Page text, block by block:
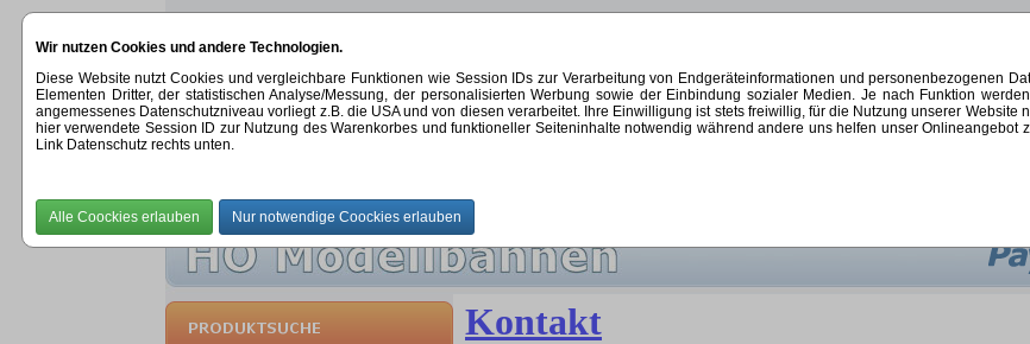
Wir nutzen Cookies und andere Technologien.
Diese Website nutzt Cookies und vergleichbare Funktionen wie Session IDs zur Verarbeitung von Endgeräteinformationen und personenbezogenen
Elementen Dritter, der statistischen Analyse/Messung, der personalisierten Werbung sowie der Einbindung sozialer Medien. Je nach Funktion
angemessenes Datenschutzniveau vorliegt z.B. die USA und von diesen verarbeitet. Ihre Einwilligung ist stets freiwillig, für die Nutzung unserer
hier verwendete Session ID zur Nutzung des Warenkorbes und funktioneller Seiteninhalte notwendig während andere uns helfen unser
Link Datenschutz rechts unten.
STARTSEITE|ÜBER UNS|NEUHEITEN 2026
Kontakt